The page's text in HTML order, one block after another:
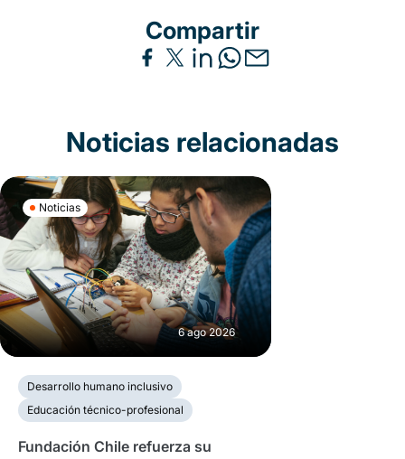
Compartir
Noticias relacionadas
Noticias
6 ago 2026
Desarrollo humano inclusivo
Educación técnico-profesional
Fundación Chile refuerza su